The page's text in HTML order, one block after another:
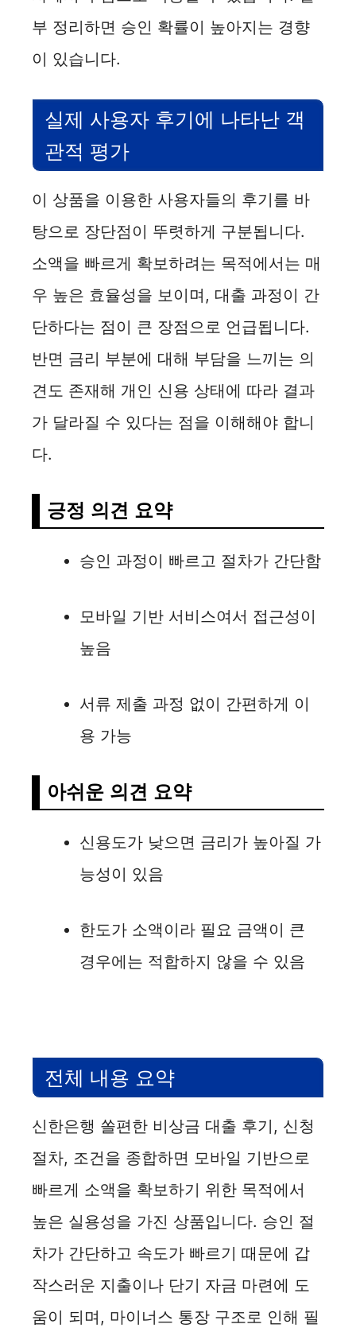
부 정리하면 승인 확률이 높아지는 경향
이 있습니다.
실제 사용자 후기에 나타난 객
관적 평가
이 상품을 이용한 사용자들의 후기를 바
탕으로 장단점이 뚜렷하게 구분됩니다.
소액을 빠르게 확보하려는 목적에서는 매
우 높은 효율성을 보이며, 대출 과정이 간
단하다는 점이 큰 장점으로 언급됩니다.
반면 금리 부분에 대해 부담을 느끼는 의
견도 존재해 개인 신용 상태에 따라 결과
가 달라질 수 있다는 점을 이해해야 합니
다.
긍정 의견 요약
승인 과정이 빠르고 절차가 간단함
모바일 기반 서비스여서 접근성이
높음
서류 제출 과정 없이 간편하게 이
용 가능
아쉬운 의견 요약
신용도가 낮으면 금리가 높아질 가
능성이 있음
한도가 소액이라 필요 금액이 큰
경우에는 적합하지 않을 수 있음
전체 내용 요약
신한은행 쏠편한 비상금 대출 후기, 신청
절차, 조건을 종합하면 모바일 기반으로
빠르게 소액을 확보하기 위한 목적에서
높은 실용성을 가진 상품입니다. 승인 절
차가 간단하고 속도가 빠르기 때문에 갑
작스러운 지출이나 단기 자금 마련에 도
움이 되며, 마이너스 통장 구조로 인해 필